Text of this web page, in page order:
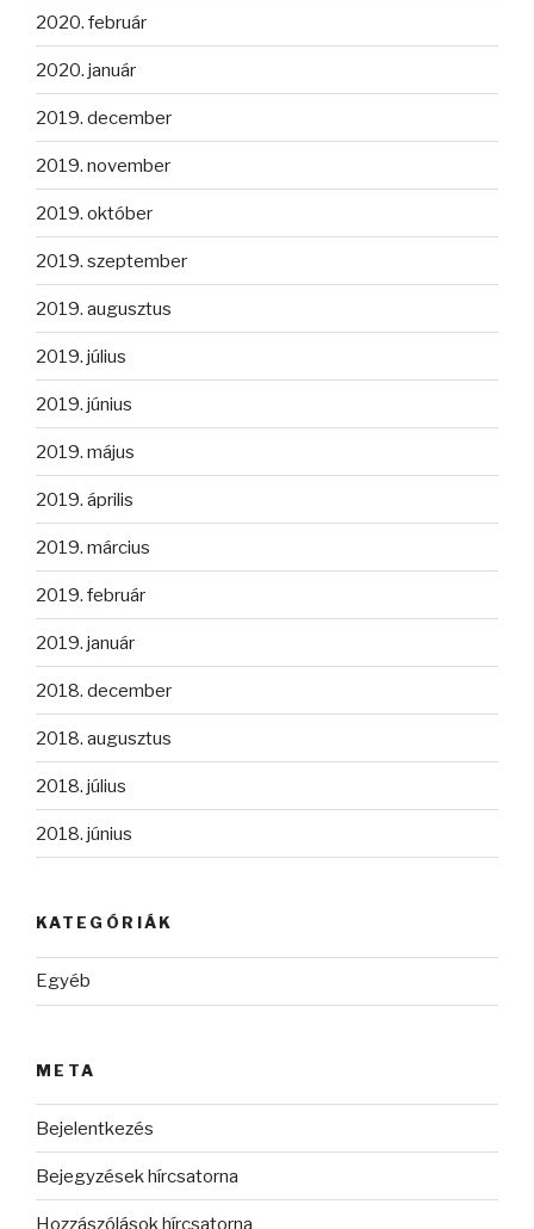
2020. február
2020. január
2019. december
2019. november
2019. október
2019. szeptember
2019. augusztus
2019. július
2019. június
2019. május
2019. április
2019. március
2019. február
2019. január
2018. december
2018. augusztus
2018. július
2018. június
KATEGÓRIÁK
Egyéb
META
Bejelentkezés
Bejegyzések hírcsatorna
Hozzászólások hírcsatorna